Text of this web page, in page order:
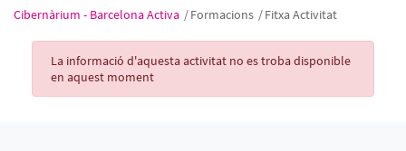
Cibernàrium - Barcelona Activa /Formacions /Fitxa Activitat
Activity Record
La informació d'aquesta activitat no es troba disponible
en aquest moment